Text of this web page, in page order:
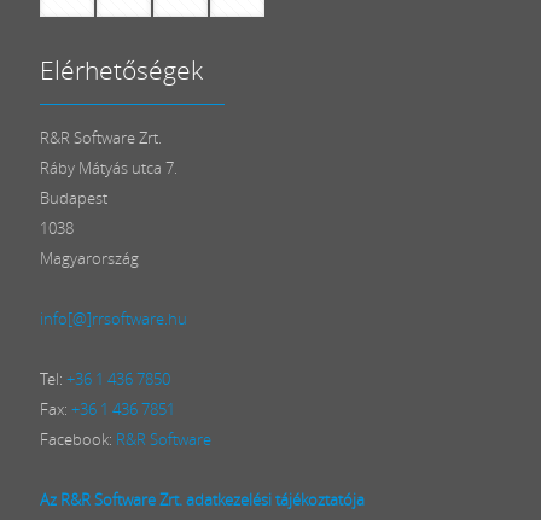
Elérhetőségek
R&R Software Zrt.
Ráby Mátyás utca 7.
Budapest
1038
Magyarország
info[@]rrsoftware.hu
Tel: +36 1 436 7850
Fax: +36 1 436 7851
Facebook: R&R Software
Az R&R Software Zrt. adatkezelési tájékoztatója